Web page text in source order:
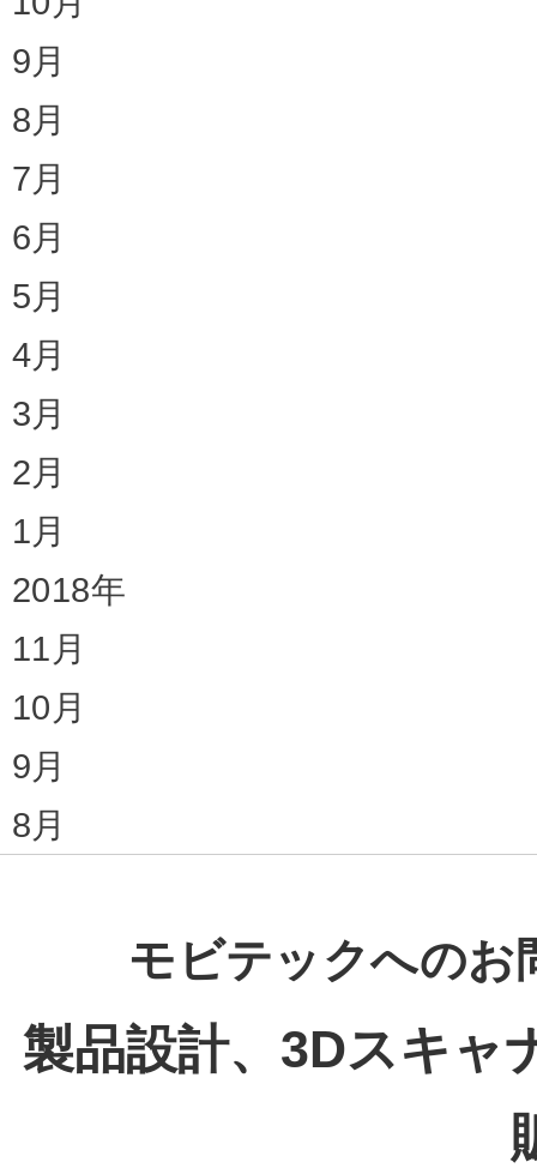
9月
8月
7月
6月
5月
4月
3月
2月
1月
2018年
11月
10月
9月
8月
モビテックへのお
製品設計、3Dスキャ